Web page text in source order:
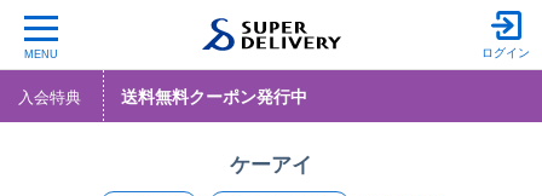
MENU ログイン
入会特典 送料無料クーポン発行中
ケーアイ